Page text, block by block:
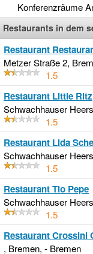
Konferenzräume
Restaurants in dem
Restaurant
Metzer Straße 2,
1.5
Restaurant Little Ritz
Schwachhauser
1.5
Restaurant Lida
Schwachhauser
1.5
Restaurant Tio Pepe
Schwachhauser
1.5
Restaurant Crossini
, Bremen, - Bremen